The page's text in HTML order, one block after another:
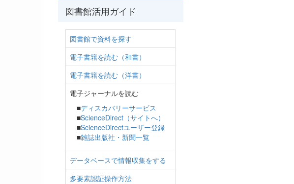
図書館活用ガイド
図書館で資料を探す
電子書籍を読む（和書）
電子書籍を読む（洋書）
電子ジャーナルを読む
■ディスカバリーサービス
■ScienceDirect（サイトへ）
■ScienceDirectユーザー登録
■雑誌出版社・新聞一覧
データベースで情報収集をする
多要素認証操作方法